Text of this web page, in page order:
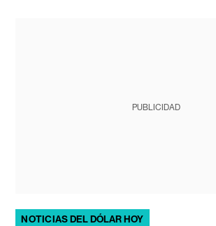
PUBLICIDAD
NOTICIAS DEL DÓLAR HOY